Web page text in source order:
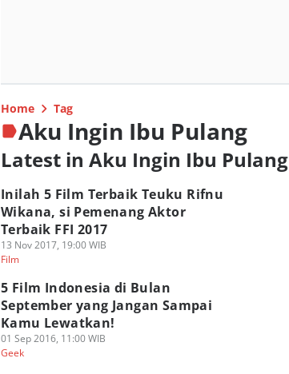
Home Tag
Aku Ingin Ibu Pulang
Latest in Aku Ingin Ibu Pulang
Inilah 5 Film Terbaik Teuku Rifnu
Wikana, si Pemenang Aktor
Terbaik FFI 2017
13 Nov 2017, 19:00 WIB
Film
5 Film Indonesia di Bulan
September yang Jangan Sampai
Kamu Lewatkan!
01 Sep 2016, 11:00 WIB
Geek